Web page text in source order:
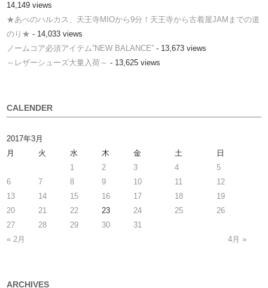
14,149 views
★あべのハルカス、天王寺MIOから9分！天王寺から古着屋JAMまでの道
のり★ - 14,033 views
ノームコア必須アイテム”NEW BALANCE” - 13,673 views
～レザーシューズ大量入荷～ - 13,625 views
CALENDER
2017年3月
月
火 水 木 金 土 日
« 2月 4月 »
1 2 3 4
5
6
7 8 9 10 11
12
13
14 15 16 17 18
19
20
21 22 23 24 25
26
27
28 29 30 31
ARCHIVES